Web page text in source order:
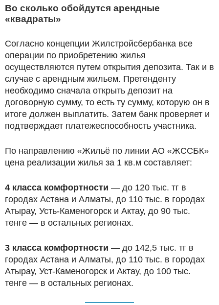
Во сколько обойдутся арендные
«квадраты»
Согласно концепции Жилстройсбербанка все
операции по приобретению жилья
осуществляются путем открытия депозита. Так и в
случае с арендным жильем. Претенденту
необходимо сначала открыть депозит на
договорную сумму, то есть ту сумму, которую он в
итоге должен выплатить. Затем банк проверяет и
подтверждает платежеспособность участника.
По направлению «Жильё по линии АО «ЖССБК»
цена реализации жилья за 1 кв.м составляет:
4 класса комфортности — до 120 тыс. тг в
городах Астана и Алматы, до 110 тыс. в городах
Атырау, Усть-Каменогорск и Актау, до 90 тыс.
тенге — в остальных регионах.
3 класса комфортности — до 142,5 тыс. тг в
городах Астана и Алматы, до 110 тыс. в городах
Атырау, Уст-Каменогорск и Актау, до 100 тыс.
тенге — в остальных регионах.